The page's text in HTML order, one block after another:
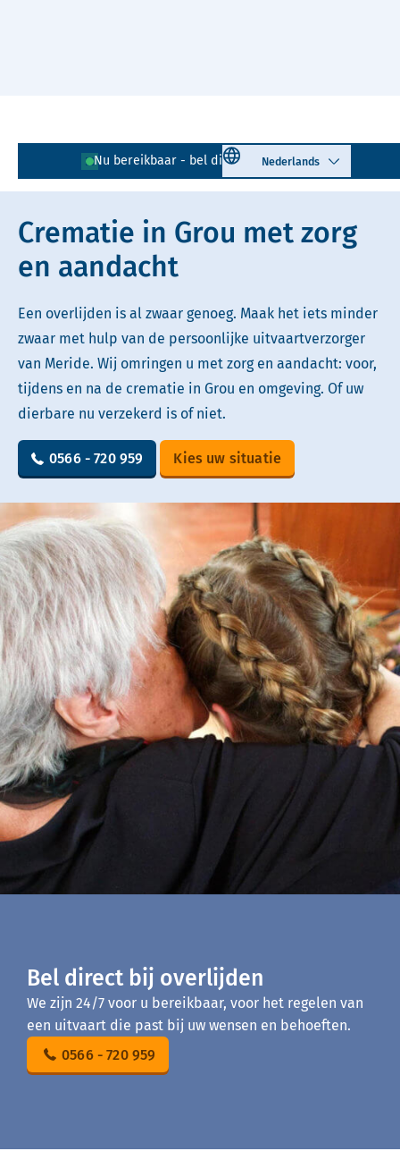
Nu bereikbaar - bel direct! 0566 - 720 959
Select language
Lees voor Uitleg woorden
Simpele tekst
Crematie in Grou met zorg
en aandacht
Een overlijden is al zwaar genoeg. Maak het iets minder
zwaar met hulp van de persoonlijke uitvaartverzorger
van Meride. Wij omringen u met zorg en aandacht: voor,
tijdens en na de crematie in Grou en omgeving. Of uw
dierbare nu verzekerd is of niet.
0566 - 720 959 Kies uw situatie
Bel direct bij overlijden
We zijn 24/7 voor u bereikbaar, voor het regelen van
een uitvaart die past bij uw wensen en behoeften.
0566 - 720 959